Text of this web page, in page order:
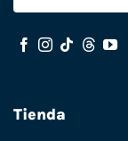
Tienda